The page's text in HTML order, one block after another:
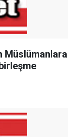
Müslümanlara